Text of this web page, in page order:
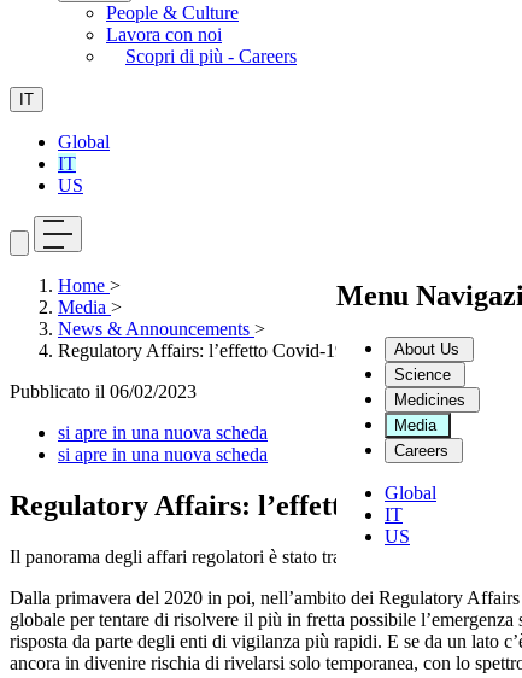
People & Culture
Lavora con noi
Scopri di più - Careers
IT
Global
IT
US
Menu
About Us
Science
Medicines
Media
Careers
Global
IT
US
Home >
Media >
News & Announcements >
Regulatory Affairs: l’effetto Covid-19 è solo temporaneo?
Pubblicato il 06/02/2023
si apre in una nuova scheda
si apre in una nuova scheda
Regulatory Affairs: l’effetto Covid-19 è
Il panorama degli affari regolatori è stato trasformato dalla
Dalla primavera del 2020 in poi, nell’ambito dei Regulatory
globale per tentare di risolvere il più in fretta possibile
risposta da parte degli enti di vigilanza più rapidi. E se da un lato
ancora in divenire rischia di rivelarsi solo temporanea, con lo